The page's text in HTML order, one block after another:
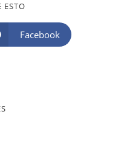
ESTO
Facebook